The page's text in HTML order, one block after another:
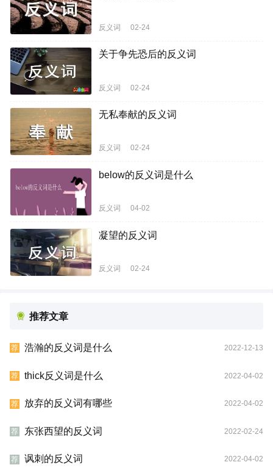
反义词 02-24
关于争先恐后的反义词
反义词 02-24
无私奉献的反义词
反义词 02-24
below的反义词是什么
反义词 04-02
凝望的反义词
反义词 02-24
推荐文章
荐 浩瀚的反义词是什么 2022-12-13
荐 thick反义词是什么 2022-04-02
荐 放弃的反义词有哪些 2022-04-02
荐 东张西望的反义词 2022-02-24
荐 讽刺的反义词 2022-04-02